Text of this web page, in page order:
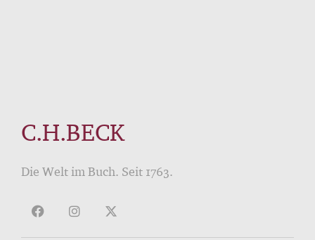
C.H.BECK
Die Welt im Buch. Seit 1763.